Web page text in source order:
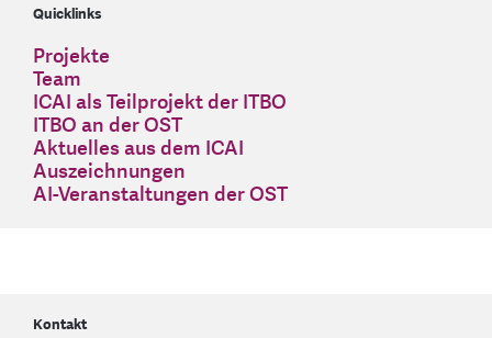
Quicklinks
Projekte
Team
ICAI als Teilprojekt der ITBO
ITBO an der OST
Aktuelles aus dem ICAI
Auszeichnungen
AI-Veranstaltungen der OST
Kontakt